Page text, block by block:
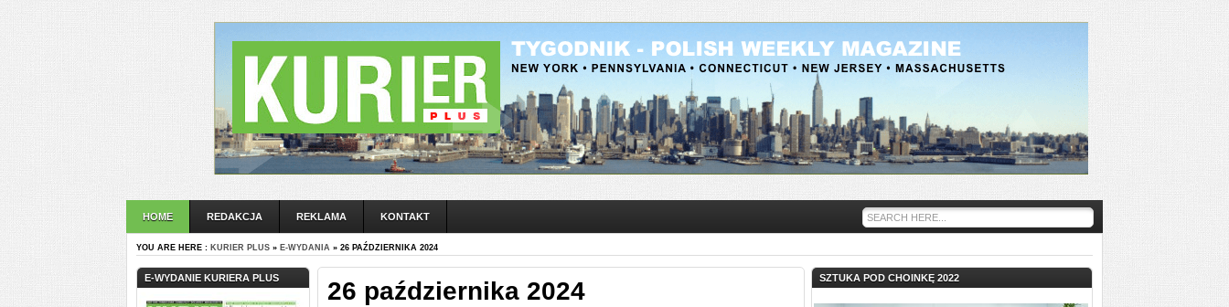
HOME REDAKCJA REKLAMA KONTAKT
YOU ARE HERE : KURIER PLUS » E-WYDANIA » 26 PAŹDZIERNIKA 2024
E-WYDANIE KURIERA PLUS 26 października 2024 SZTUKA POD CHOINKĘ 2022